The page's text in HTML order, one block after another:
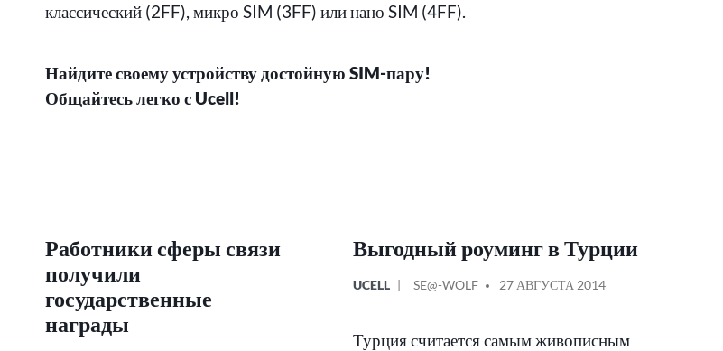
классический (2FF), микро SIM (3FF) или нано SIM (4FF).
Найдите своему устройству достойную SIM-пару!
Общайтесь легко с Ucell!
Работники сферы связи
получили
государственные
награды
Выгодный роуминг в Турции
ОПУБЛИКОВАНО
UCELL
СООБЩЕНИЕ
SE@-WOLF 27 АВГУСТА 2014
Турция считается самым живописным